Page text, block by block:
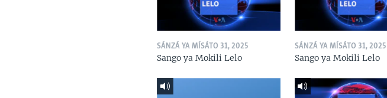
SÁNZÁ YA MÍSÁTO 31, 2025
Sango ya Mokili Lelo
SÁNZÁ YA MÍSÁTO 31, 2025
Sango ya Mokili Lelo